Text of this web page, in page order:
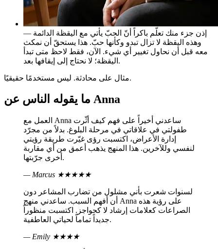
إذن جزء منك تعلّم باكراً أنّ الحبّ يأتي مع اليقظة الدائمة —
وهذه اليقظة لا تزال تبدو وكأنها حبّ. هذا يستحقّ أن نمكث
معه قبل أن نحاول تغيير أي شيء. الآن، فقط لاحظ متى تبدأ
اليقظة؛ لا نحتاج إلى إيقافها بعد.
مثال على محادثة. ليس مستخدمًا حقيقيًا.
ما يقوله الناس عن Anna
العمل مع Anna ساعدني أخيراً على فهم كيف أثّرت
طفولتي في علاقاتي في مرحلة البلوغ. بدلاً من مجرّد
إدارة الأعراض، اكتسبت رؤى غيّرت طريقة رؤيتي
لنفسي وللآخرين. هذا المنهج يذهب أعمق من أي مقاربة
أخرى جرّبتها.
— Marcus ★★★★★
لسنوات شعرت بأني مشلول من تضارب المشاعر دون
أن أفهم السبب. ساعدني منهج Anna على رؤية هذه
الصراعات كعلامات إرشاد لا كحواجز. اكتسبت منظوراً
جديداً تماماً لحياتي العاطفية.
— Emily ★★★★